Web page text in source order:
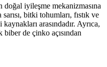
iyileşme mekanizmasına
bitki tohumları, fıstık ve
arasındadır. Ayrıca,
biber de çinko açısından